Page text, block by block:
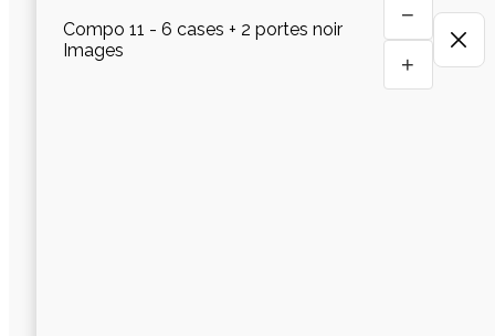
Compo 11 - 6 cases + 2 portes noir
Images
−
+